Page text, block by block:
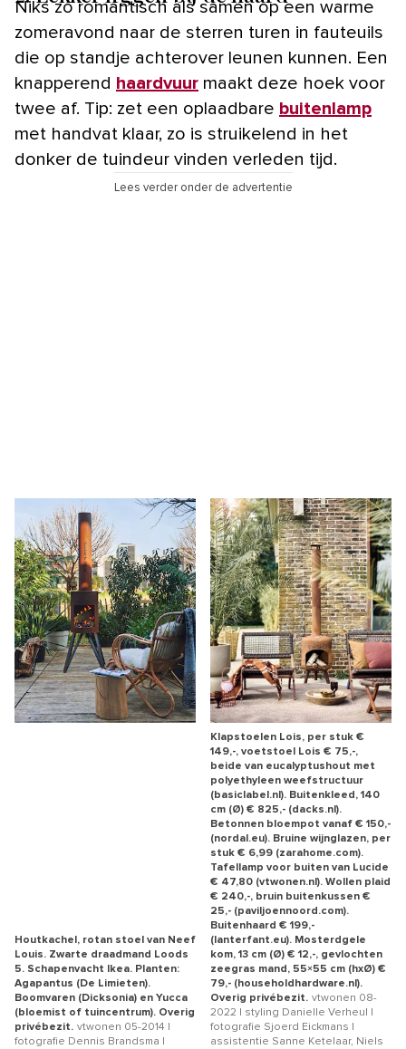
Niks zo romantisch als samen op een warme
zomeravond naar de sterren turen in fauteuils
die op standje achterover leunen kunnen. Een
knapperend haardvuur maakt deze hoek voor
twee af. Tip: zet een oplaadbare buitenlamp
met handvat klaar, zo is struikelend in het
donker de tuindeur vinden verleden tijd.
Lees verder onder de advertentie
Houtkachel, rotan stoel van Neef
Louis. Zwarte draadmand Loods
5. Schapenvacht Ikea. Planten:
Agapantus (De Limieten).
Boomvaren (Dicksonia) en Yucca
(bloemist of tuincentrum). Overig
privébezit. vtwonen 05-2014 |
fotografie Dennis Brandsma |
Klapstoelen Lois, per stuk €
149,-, voetstoel Lois € 75,-,
beide van eucalyptushout met
polyethyleen weefstructuur
(basiclabel.nl). Buitenkleed, 140
cm (Ø) € 825,- (dacks.nl).
Betonnen bloempot vanaf € 150,-
(nordal.eu). Bruine wijnglazen, per
stuk € 6,99 (zarahome.com).
Tafellamp voor buiten van Lucide
€ 47,80 (vtwonen.nl). Wollen plaid
€ 240,-, bruin buitenkussen €
25,- (paviljoennoord.com).
Buitenhaard € 199,-
(lanterfant.eu). Mosterdgele
kom, 13 cm (Ø) € 12,-, gevlochten
zeegras mand, 55×55 cm (hxØ) €
79,- (householdhardware.nl).
Overig privébezit. vtwonen 08-
2022 | styling Danielle Verheul |
fotografie Sjoerd Eickmans |
assistentie Sanne Ketelaar, Niels